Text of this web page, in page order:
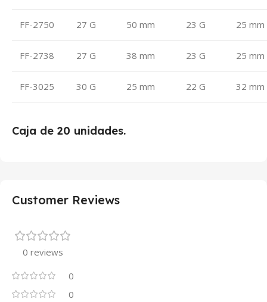
FF-2750 27 G 50 mm 23 G 25 mm
FF-2738 27 G 38 mm 23 G 25 mm
FF-3025 30 G 25 mm 22 G 32 mm
Caja de 20 unidades.
Customer Reviews
0 reviews
0
0